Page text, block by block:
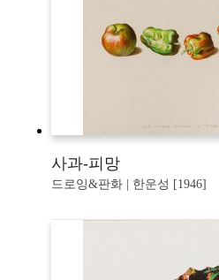
사과-피망
드로잉&판화 | 한운성 [1946]